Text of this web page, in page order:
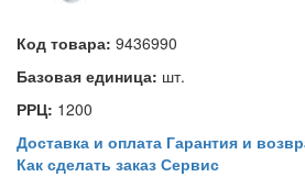
Код товара: 9436990
Базовая единица: шт.
РРЦ: 1200
Доставка и оплата Гарантия и
Как сделать заказ Сервис